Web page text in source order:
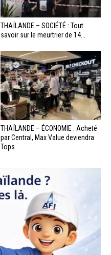
THAÏLANDE – SOCIÉTÉ : Tout
savoir sur le meurtrier de 14...
THAÏLANDE – ÉCONOMIE : Acheté
par Central, Max Value deviendra
Tops